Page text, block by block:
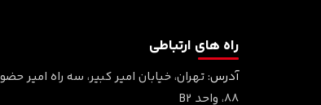
راه های ارتباطی
آدرس:تهران، خیابان امیر کبیر، سه راه امیر
۸۸، واحد B2